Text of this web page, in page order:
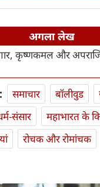
अगला लेख
कृष्णकमल और
समाचार बॉलीवुड
संसार
महाभारत के
रोचक और रोमांचक